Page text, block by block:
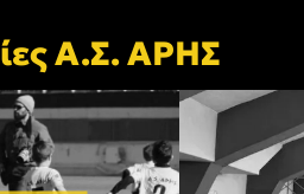
Α.Σ. ΑΡΗΣ